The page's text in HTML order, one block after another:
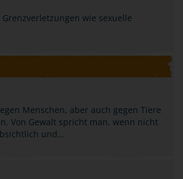
wie sexuelle
Menschen, aber auch gegen Tiere
Von Gewalt spricht man, wenn nicht
und…